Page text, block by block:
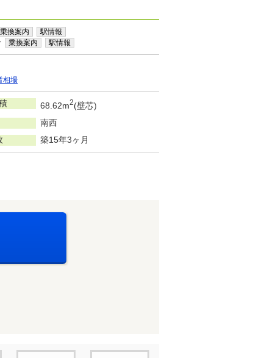
乗換案内 駅情報
乗換案内 駅情報
相場
68.62m2(壁芯)
南西
築15年3ヶ月